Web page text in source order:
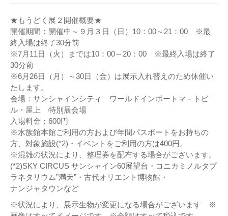
★もうどく展２開催概要★
開催期間：開催中～９月３日（日）10：00～21：00 ※最
終入場は終了30分前
※7月11日（火）までは10：00～20：00 ※最終入場は終了
30分前
※6月26日（月）～30日（金）は展示入れ替えのため休催い
たします。
会場：サンシャインシティ ワールドインポートマ－トビ
ル・屋上 特別展会場
入場料金：600円
※水族館本館ご利用の方および年間パスポートをお持ちの
方、対象施設(*2)・イベントをご利用の方は400円。
※混雑の状況により、整理券を配布する場合がございます。
(*2)SKY CIRCUS サンシャイン60展望台・コニカミノルタプ
ラネタリウム”満天”・古代オリエント博物館・
ナンジャタウンなど
※状況により、展示生物が変更になる場合がございます ※